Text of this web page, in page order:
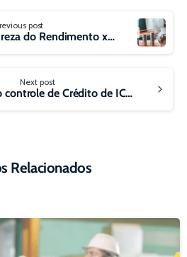
post
EFD Reinf: Natureza do Rendimento x Código de Receita
Next post
Guia sobre o controle de Crédito de ICMS do Ativo Permanente (CIAP)
Relacionados